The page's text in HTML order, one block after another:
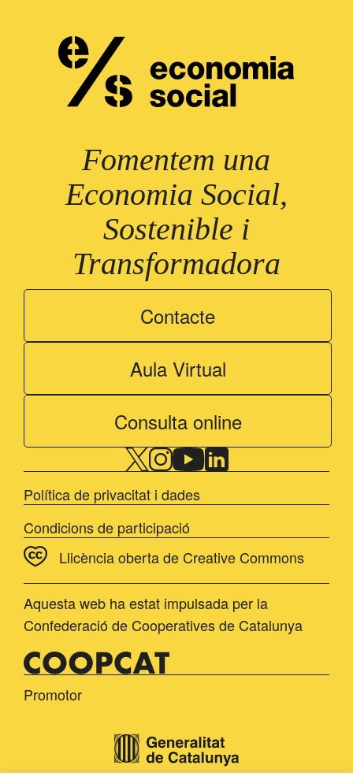
Fomentem una
Economia Social,
Sostenible i
Transformadora
Contacte
Aula Virtual
Consulta online
Política de privacitat i dades
Condicions de participació
Llicència oberta de Creative Commons
Aquesta web ha estat impulsada per la
Confederació de Cooperatives de Catalunya
Promotor